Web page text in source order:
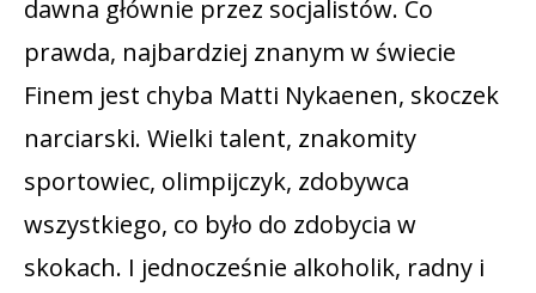
dawna głównie przez socjalistów. Co
prawda, najbardziej znanym w świecie
Finem jest chyba Matti Nykaenen, skoczek
narciarski. Wielki talent, znakomity
sportowiec, olimpijczyk, zdobywca
wszystkiego, co było do zdobycia w
skokach. I jednocześnie alkoholik, radny i